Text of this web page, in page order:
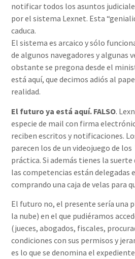
notificar todos los asuntos
por el sistema Lexnet. Esta
caduca.
El sistema es arcaico y sólo
de algunos navegadores y algunas
obstante se pregona desde el
está aquí, que decimos adiós al
realidad.
El futuro ya está aquí. FALSO.
especie de mail con firma
reciben escritos y notificaciones.
parecen los de un videojuego de los
práctica. Si además tienes la suerte
las competencias están delegadas
comprando una caja de velas para
El futuro no, el presente sería una
la nube) en el que pudiéramos
(jueces, abogados, fiscales,
condiciones con sus permisos y
es lo que se denomina el